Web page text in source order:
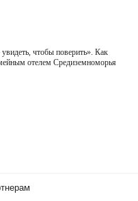
чтобы поверить». Как
отелем Средиземноморья